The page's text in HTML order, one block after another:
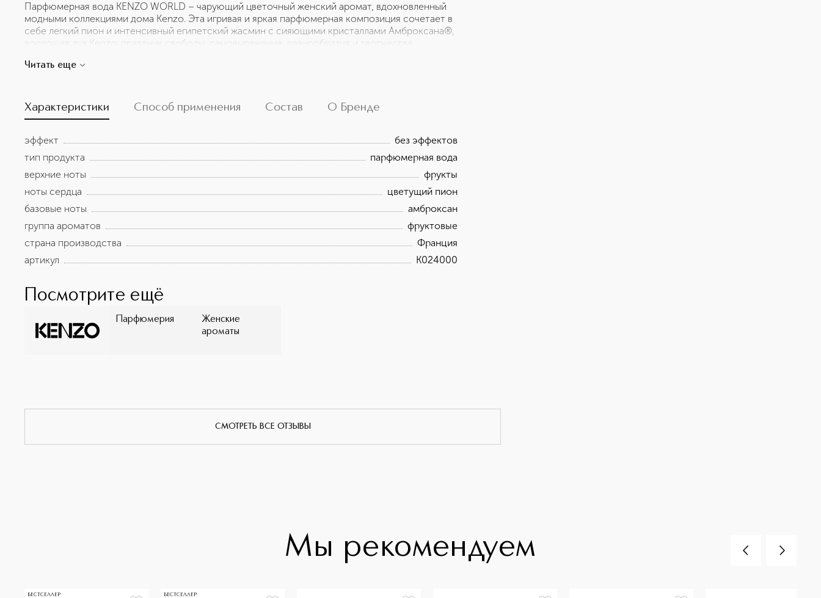
Парфюмерная вода KENZO WORLD – чарующий цветочный женский аромат, вдохновленный
модными коллекциями дома Kenzo. Эта игривая и яркая парфюмерная композиция сочетает в
себе легкий пион и интенсивный египетский жасмин с сияющими кристаллами Амброксана®,
воплощая дух Kenzo: праздник свободы, самовыражения, разнообразия и творчества.
Ольфакторная пирамида: Верхние ноты: Малина Сердце аромата: Пион, Жасмин Шлейф:
Читать еще
Характеристики Способ применения Состав О Бренде
эффект
без эффектов
тип продукта
парфюмерная вода
верхние ноты
фрукты
ноты сердца
цветущий пион
базовые ноты
амброксан
группа ароматов
фруктовые
страна производства
Франция
артикул
K024000
Посмотрите ещё
Парфюмерия
Женские
ароматы
СМОТРЕТЬ ВСЕ ОТЗЫВЫ
Мы рекомендуем
БЕСТСЕЛЛЕР БЕСТСЕЛЛЕР